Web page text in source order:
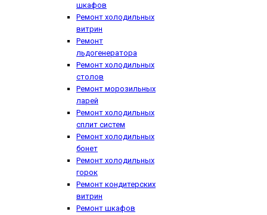
шкафов
Ремонт холодильных
витрин
Ремонт
льдогенератора
Ремонт холодильных
столов
Ремонт морозильных
ларей
Ремонт холодильных
сплит систем
Ремонт холодильных
бонет
Ремонт холодильных
горок
Ремонт кондитерских
витрин
Ремонт шкафов